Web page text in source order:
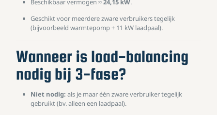
Beschikbaar vermogen ≈24,15 kW.
Geschikt voor meerdere zware verbruikers tegelijk
(bijvoorbeeld warmtepomp + 11 kW laadpaal).
Wanneer is load-balancing
nodig bij 3-fase?
Niet nodig: als je maar één zware verbruiker tegelijk
gebruikt (bv. alleen een laadpaal).